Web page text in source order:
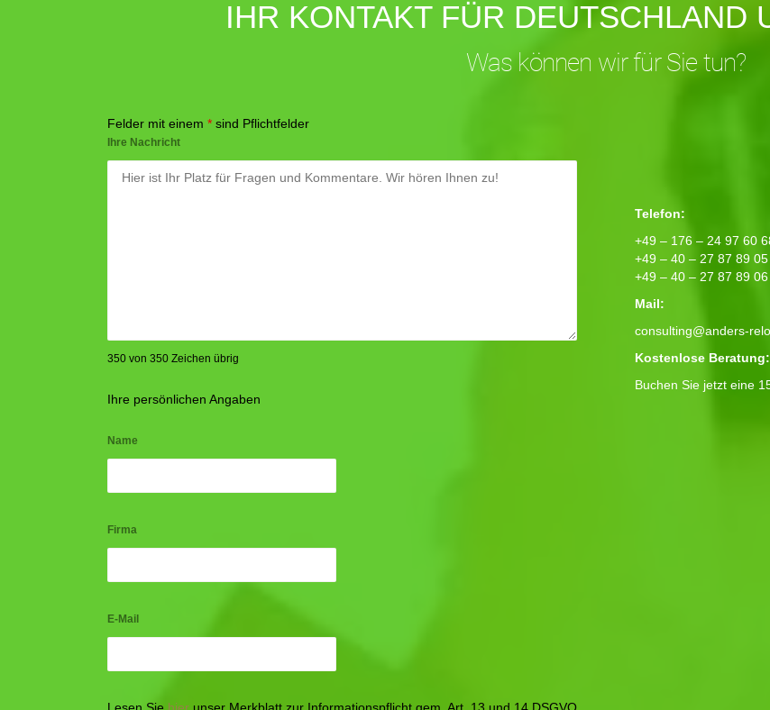
IHR KONTAKT FÜR DEUTSCHLAND
Was können wir für Sie tun?
Felder mit einem * sind Pflichtfelder
Ihre Nachricht
350 von 350 Zeichen übrig
Ihre persönlichen Angaben
Name
Firma
E-Mail
Telefon:
+49 – 176 – 24 97 60
+49 – 40 – 27 87 89
+49 – 40 – 27 87 89
Mail:
consulting@anders-
Kostenlose Beratung:
Buchen Sie jetzt eine